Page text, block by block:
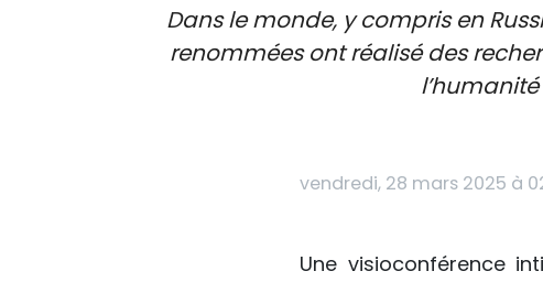
Dans le monde, y compris en
renommées ont réalisé des
vendredi, 28 mars 2025 à
Une visioconférence